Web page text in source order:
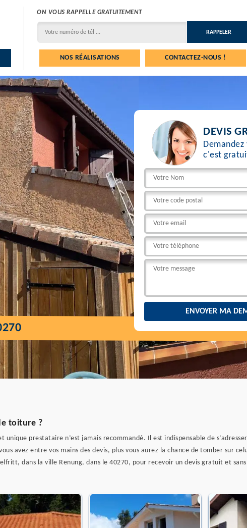
ON VOUS RAPPELLE GRATUITEMENT
NOS RÉALISATIONS CONTACTEZ-NOUS !
DEVIS
c'est
toiture ?
prestataire n’est jamais recommandé. Il est indispensable de
avez entre vos mains des devis, plus vous aurez la chance de tomber sur
dans la ville Renung, dans le 40270, pour recevoir un devis gratuit et